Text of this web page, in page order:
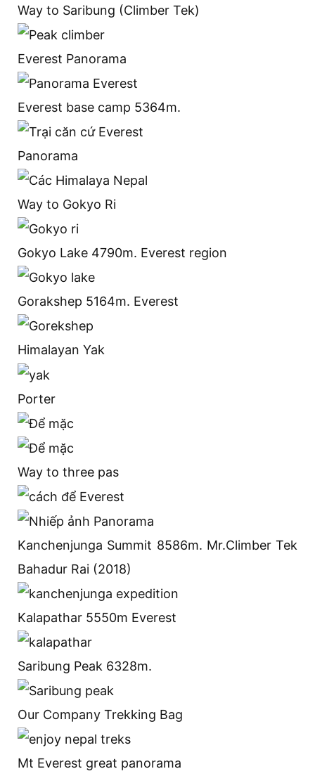
Way to Saribung (Climber Tek)
Everest Panorama
Everest base camp 5364m.
Panorama
Way to Gokyo Ri
Gokyo Lake 4790m. Everest region
Gorakshep 5164m. Everest
Himalayan Yak
Porter
Way to three pas
Kanchenjunga Summit 8586m. Mr.Climber Tek
Bahadur Rai (2018)
Kalapathar 5550m Everest
Saribung Peak 6328m.
Our Company Trekking Bag
Mt Everest great panorama